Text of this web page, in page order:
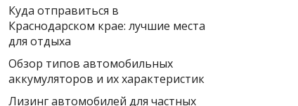
Куда отправиться в
Краснодарском крае: лучшие места
для отдыха
Обзор типов автомобильных
аккумуляторов и их характеристик
Лизинг автомобилей для частных